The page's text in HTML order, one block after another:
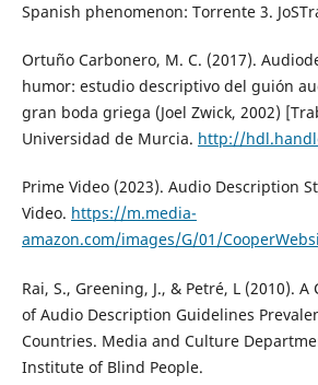
Spanish phenomenon: Torrente 3.
Ortuño Carbonero, M. C. (2017).
humor: estudio descriptivo del guión
gran boda griega (Joel Zwick, 2002)
Universidad de Murcia. http://
Prime Video (2023). Audio Description
Video. https://m.media-
amazon.com/images/G/01/
Rai, S., Greening, J., & Petré, L (2010).
of Audio Description Guidelines
Countries. Media and Culture
Institute of Blind People.